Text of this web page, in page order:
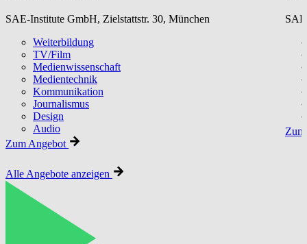
SAE-Institute GmbH, Zielstattstr. 30, München
Weiterbildung
TV/Film
Medienwissenschaft
Medientechnik
Kommunikation
Journalismus
Design
Audio
Zum Angebot
Alle Angebote anzeigen